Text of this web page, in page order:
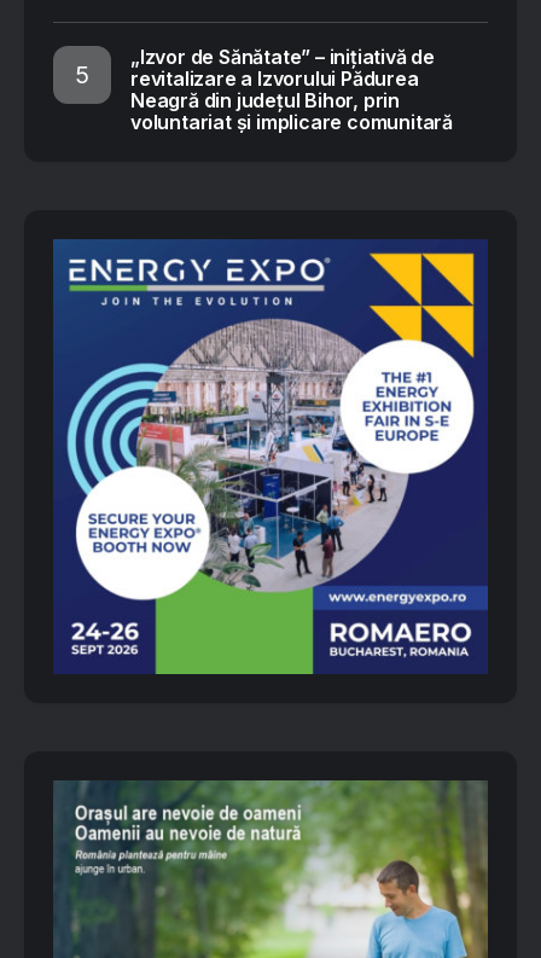
„Izvor de Sănătate” – inițiativă de
revitalizare a Izvorului Pădurea
Neagră din județul Bihor, prin
voluntariat și implicare comunitară